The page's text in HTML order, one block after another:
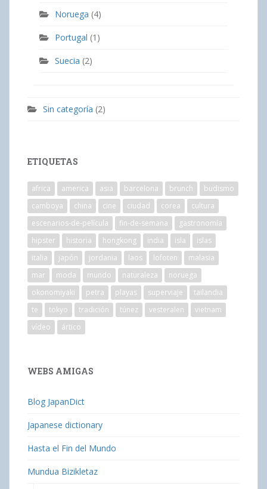
Noruega (4)
Portugal (1)
Suecia (2)
Sin categoría (2)
ETIQUETAS
africa america asia barcelona brunch
budismo
camboya
china cine ciudad corea
cultura
escenarios-de-película
fin-de-semana
gastronomía
hipster
historia hongkong india isla
islas
italia
japón jordania laos lofoten
malasia
mar
moda mundo naturaleza
noruega
okonomiyaki
petra playas superviaje
tailandia
te
tokyo tradición túnez vesteralen
vietnam
vídeo
ártico
WEBS AMIGAS
Blog JapanDict
Japanese dictionary
Hasta el Fin del Mundo
Mundua Bizikletaz